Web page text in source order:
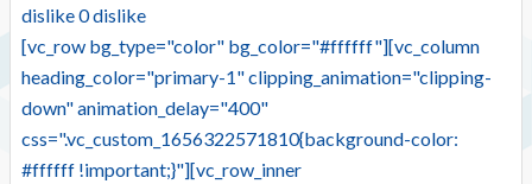
dislike0dislike
[vc_row bg_type="color" bg_color="#ffffff"][vc_column
heading_color="primary-1" clipping_animation="clipping-
down" animation_delay="400"
css=".vc_custom_1656322571810{background-color:
#ffffff !important;}"][vc_row_inner